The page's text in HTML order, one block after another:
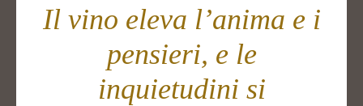
Il vino eleva l’anima e i
pensieri, e le
inquietudini si